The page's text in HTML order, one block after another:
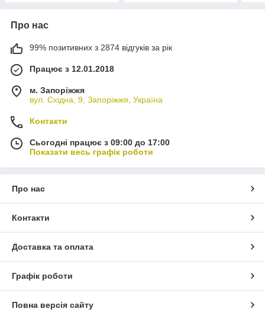
Про нас
99% позитивних з 2874 відгуків за рік
Працює з 12.01.2018
м. Запоріжжя
вул. Східна, 9, Запоріжжя, Україна
Контакти
Сьогодні працює з 09:00 до 17:00
Показати весь графік роботи
Про нас
Контакти
Доставка та оплата
Графік роботи
Повна версія сайту